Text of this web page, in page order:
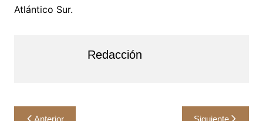
Atlántico Sur.
Redacción
Navegación